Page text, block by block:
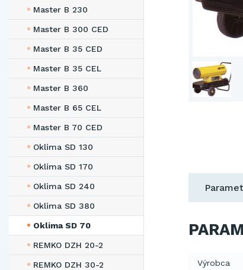
Master B 230
Master B 300 CED
Master B 35 CED
Master B 35 CEL
Master B 360
Master B 65 CEL
Master B 70 CED
Oklima SD 130
Oklima SD 170
Oklima SD 240
Oklima SD 380
Oklima SD 70
REMKO DZH 20-2
REMKO DZH 30-2 Výrobca